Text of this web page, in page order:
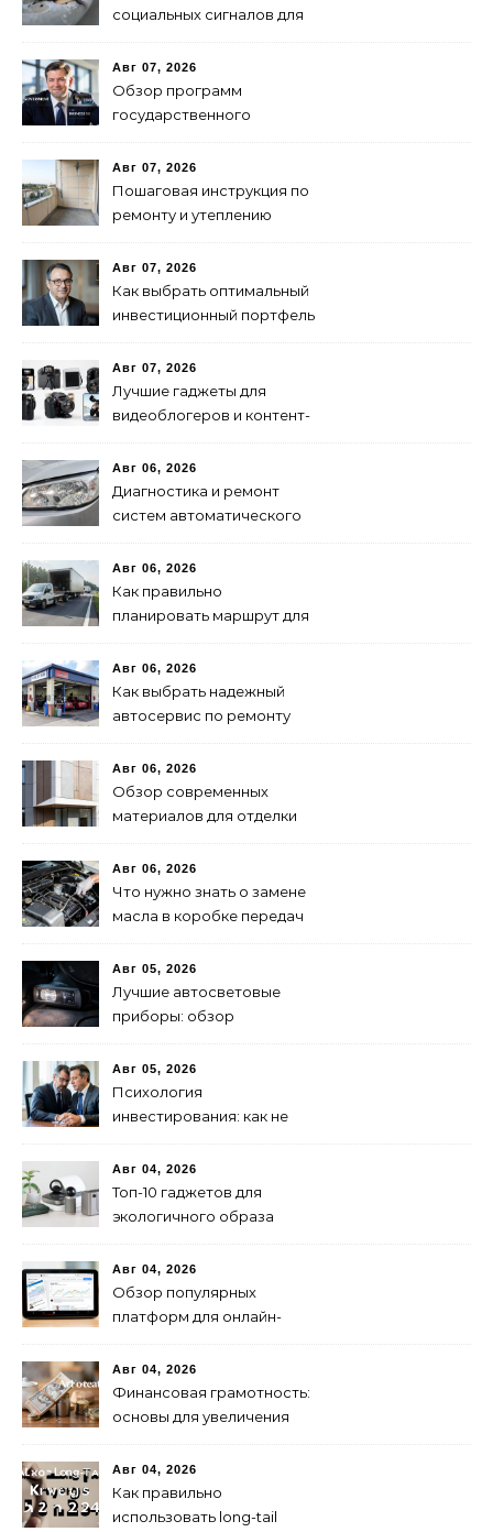
социальных сигналов для
Авг 07, 2026
Обзор программ
государственного
поддержки бизнеса в
России
Авг 07, 2026
Пошаговая инструкция по
ремонту и утеплению
Авг 07, 2026
Как выбрать оптимальный
инвестиционный портфель
Авг 07, 2026
Лучшие гаджеты для
видеоблогеров и контент-
Авг 06, 2026
Диагностика и ремонт
систем автоматического
советы и рекомендации
Авг 06, 2026
Как правильно
планировать маршрут для
и методы
Авг 06, 2026
Как выбрать надежный
автосервис по ремонту
рекомендации
Авг 06, 2026
Обзор современных
материалов для отделки
решения
Авг 06, 2026
Что нужно знать о замене
масла в коробке передач
Авг 05, 2026
Лучшие автосветовые
приборы: обзор
безопасной езды
Авг 05, 2026
Психология
инвестирования: как не
рынка
Авг 04, 2026
Топ-10 гаджетов для
экологичного образа
Авг 04, 2026
Обзор популярных
платформ для онлайн-
Авг 04, 2026
Финансовая грамотность:
основы для увеличения
Авг 04, 2026
Как правильно
использовать long-tail